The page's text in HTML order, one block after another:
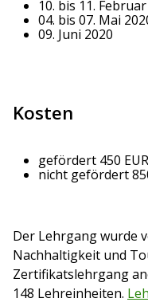
10. bis 11.
04. bis 07. Mai
09. Juni 2020
Kosten
gefördert 450 EUR
nicht gefördert
Der Lehrgang wurde
Nachhaltigkeit und
Zertifikatslehrgang
148 Lehreinheiten.